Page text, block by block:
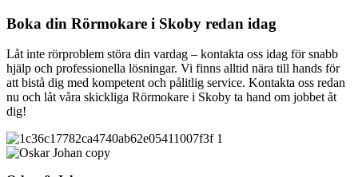
Boka din Rörmokare i Skoby redan idag
Låt inte rörproblem störa din vardag – kontakta oss idag för snabb
hjälp och professionella lösningar. Vi finns alltid nära till hands för
att bistå dig med kompetent och pålitlig service. Kontakta oss redan
nu och låt våra skickliga Rörmokare i Skoby ta hand om jobbet åt
dig!